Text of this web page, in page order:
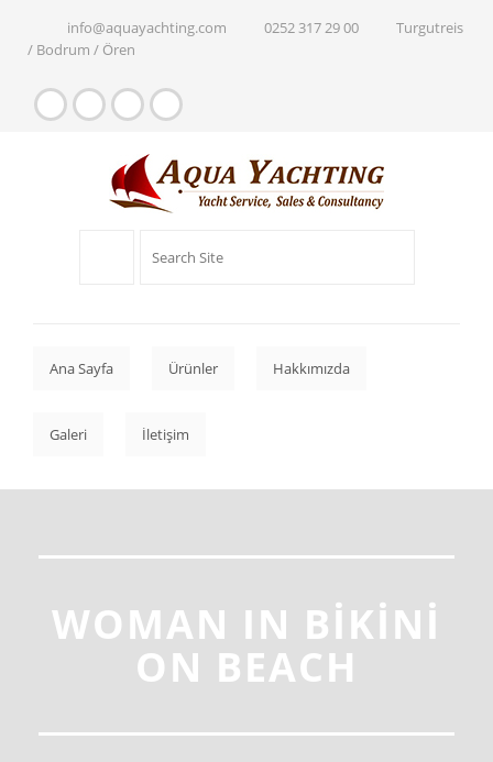
info@aquayachting.com 0252 317 29 00
Turgutreis
/ Bodrum / Ören
Ana Sayfa Ürünler Hakkımızda
Galeri İletişim
WOMAN IN BIKINI
ON BEACH